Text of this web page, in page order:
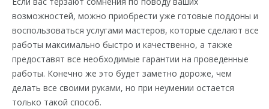
возможностей, можно приобрести уже готовые поддоны и
воспользоваться услугами мастеров, которые сделают все
работы максимально быстро и качественно, а также
предоставят все необходимые гарантии на проведенные
работы. Конечно же это будет заметно дороже, чем
делать все своими руками, но при неумении остается
только такой способ.